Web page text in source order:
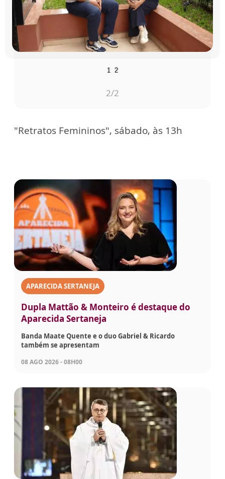
1 2
2/2
"Retratos Femininos", sábado, às 13h
APARECIDA SERTANEJA
Dupla Mattão & Monteiro é destaque do
Aparecida Sertaneja
Banda Maate Quente e o duo Gabriel & Ricardo
também se apresentam
08 AGO 2026 - 08H00